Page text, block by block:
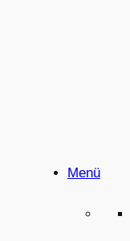
Menü